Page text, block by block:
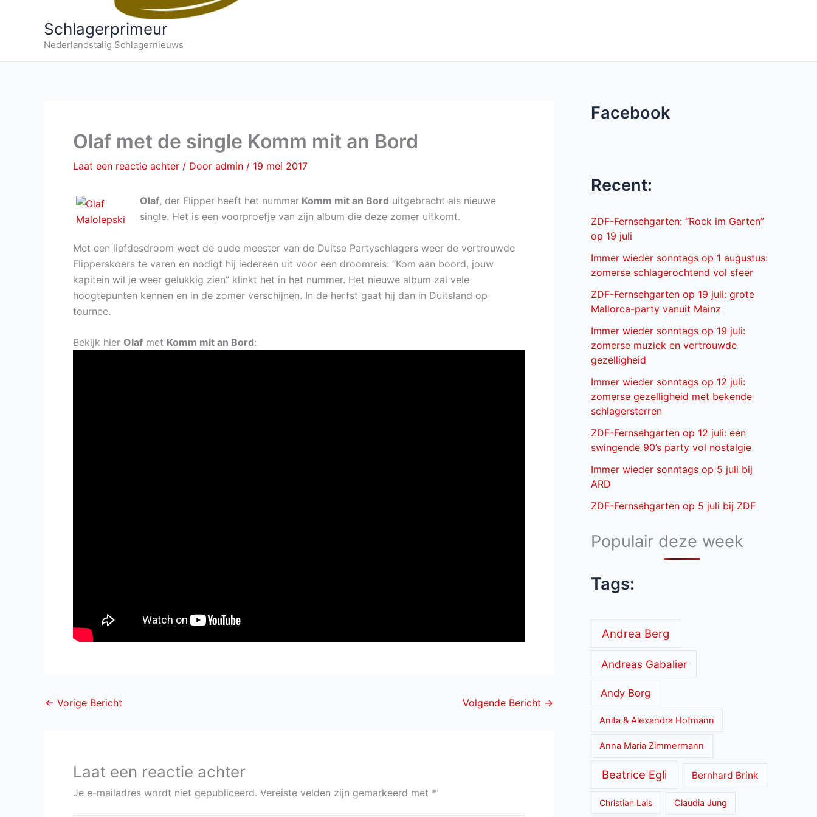
Schlagerprimeur
Nederlandstalig Schlagernieuws
Olaf met de single Komm mit an Bord
Laat een reactie achter / Door admin / 19 mei 2017
Olaf, der Flipper heeft het nummer Komm mit an Bord uitgebracht als nieuwe
single. Het is een voorproefje van zijn album die deze zomer uitkomt.
Met een liefdesdroom weet de oude meester van de Duitse Partyschlagers weer de vertrouwde
Flipperskoers te varen en nodigt hij iedereen uit voor een droomreis: “Kom aan boord, jouw
kapitein wil je weer gelukkig zien” klinkt het in het nummer. Het nieuwe album zal vele
hoogtepunten kennen en in de zomer verschijnen. In de herfst gaat hij dan in Duitsland op
tournee.
Bekijk hier Olaf met Komm mit an Bord:
← Vorige Bericht Volgende Bericht →
Laat een reactie achter
Je e-mailadres wordt niet gepubliceerd. Vereiste velden zijn gemarkeerd met *
Facebook
Recent:
ZDF-Fernsehgarten: “Rock im Garten”
op 19 juli
Immer wieder sonntags op 1 augustus:
zomerse schlagerochtend vol sfeer
ZDF-Fernsehgarten op 19 juli: grote
Mallorca-party vanuit Mainz
Immer wieder sonntags op 19 juli:
zomerse muziek en vertrouwde
gezelligheid
Immer wieder sonntags op 12 juli:
zomerse gezelligheid met bekende
schlagersterren
ZDF-Fernsehgarten op 12 juli: een
swingende 90’s party vol nostalgie
Immer wieder sonntags op 5 juli bij
ARD
ZDF-Fernsehgarten op 5 juli bij ZDF
Populair deze week
Tags:
Andrea Berg
Andreas Gabalier
Andy Borg
Anita & Alexandra Hofmann
Anna Maria Zimmermann
Beatrice Egli Bernhard Brink
Christian Lais Claudia Jung